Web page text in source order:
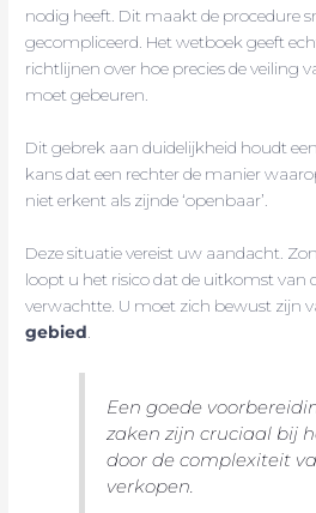
nodig heeft. Dit maakt de procedure
gecompliceerd. Het wetboek geeft
richtlijnen over hoe precies de veiling
moet gebeuren.
Dit gebrek aan duidelijkheid houdt een
kans dat een rechter de manier
niet erkent als zijnde ‘openbaar’.
Deze situatie vereist uw aandacht.
loopt u het risico dat de uitkomst van
verwachtte. U moet zich bewust zijn
gebied
Een goede
zaken zijn cruciaal bij
door de complexiteit
verkopen.